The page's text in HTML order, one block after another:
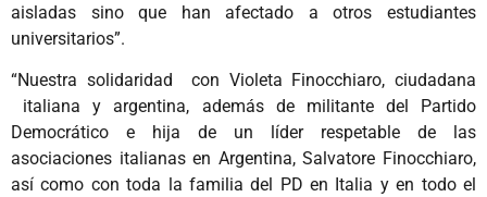
aisladas sino que han afectado a otros estudiantes
universitarios”.
“Nuestra solidaridad con Violeta Finocchiaro, ciudadana
italiana y argentina, además de militante del Partido
Democrático e hija de un líder respetable de las
asociaciones italianas en Argentina, Salvatore Finocchiaro,
así como con toda la familia del PD en Italia y en todo el